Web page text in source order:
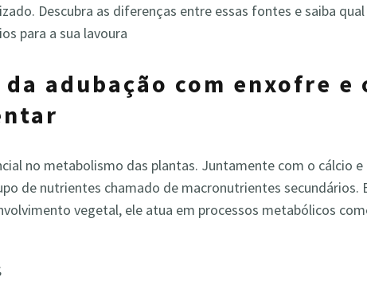
Descubra as diferenças entre essas fontes e saiba
para a sua lavoura
adubação com enxofre e
no metabolismo das plantas. Juntamente com o cálcio e
de nutrientes chamado de macronutrientes secundários.
vegetal, ele atua em processos metabólicos